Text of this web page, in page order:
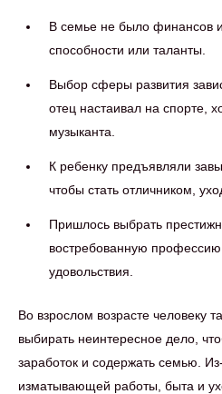
В семье не было финансов
способности или таланты.
Выбор сферы развития
отец настаивал на спорте,
музыканта.
К ребенку предъявляли
чтобы стать отличником,
Пришлось выбрать
востребованную
удовольствия.
Во взрослом возрасте человеку
выбирать неинтересное дело,
заработок и содержать семью.
изматывающей работы, быта и